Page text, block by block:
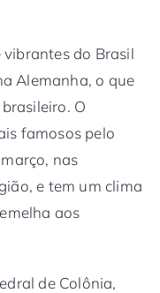
do Brasil
Alemanha, o que
O
famosos pelo
nas
e tem um clima
aos
de Colônia,